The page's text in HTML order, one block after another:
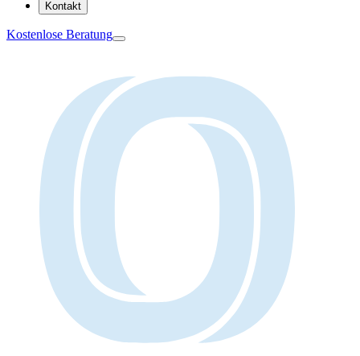
Kontakt
Kostenlose Beratung